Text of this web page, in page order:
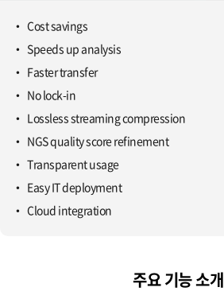
Cost savings
Speeds up analysis
Faster transfer
No lock-in
Lossless streaming compression
NGS quality score refinement
Transparent usage
Easy IT deployment
Cloud integration
주요 기능 소개